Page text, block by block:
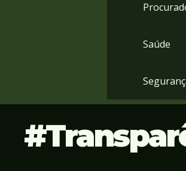
Saúde